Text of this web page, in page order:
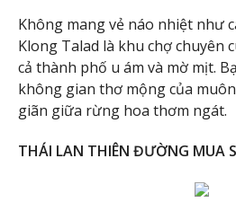
Không mang vẻ náo nhiệt như
Klong Talad là khu chợ chuyên
cả thành phố u ám và mờ mịt.
không gian thơ mộng của
giãn giữa rừng hoa thơm ngát.
THÁI LAN THIÊN ĐƯỜNG MUA